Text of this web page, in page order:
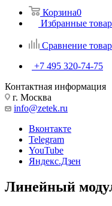
Корзина0
Избранные
Сравнение
+7 495 320-74-75
Контактная информация
г. Москва
info@zetek.ru
Вконтакте
Telegram
YouTube
Яндекс.Дзен
Линейный